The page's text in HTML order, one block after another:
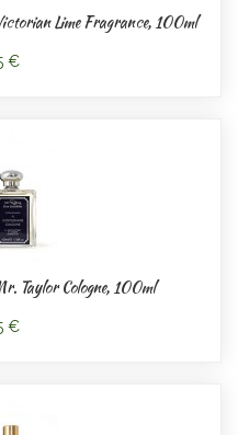
Lime Fragrance, 100ml
€
Taylor Cologne, 100ml
€